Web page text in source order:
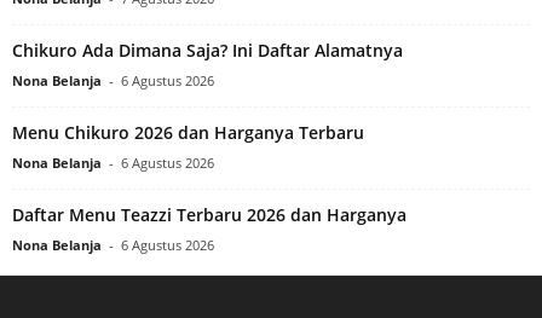
Chikuro Ada Dimana Saja? Ini Daftar Alamatnya
Nona Belanja - 6 Agustus 2026
Menu Chikuro 2026 dan Harganya Terbaru
Nona Belanja - 6 Agustus 2026
Daftar Menu Teazzi Terbaru 2026 dan Harganya
Nona Belanja - 6 Agustus 2026